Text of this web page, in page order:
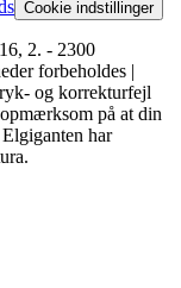
Cookie indstillinger
2. - 2300
forbeholdes |
og korrekturfejl
på at din
har